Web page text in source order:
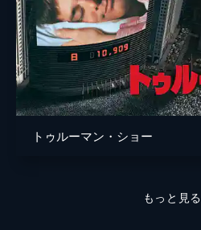
トゥルーマン・ショー
もっと見る